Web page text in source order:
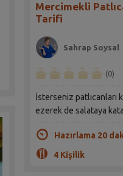
Mercimekli
Tarifi
Sahrap Soysal
(0)
İsterseniz patlıcanları
ezerek de salataya
Hazırlama 20
4 Kişilik